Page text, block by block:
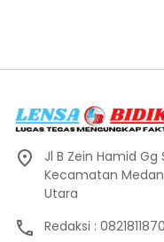
Jl B Zein Hamid Gg
Kecamatan
Utara
Redaksi :